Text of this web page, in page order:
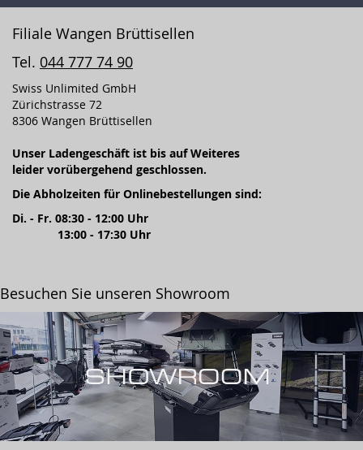
Filiale Wangen Brüttisellen
Tel. 044 777 74 90
Swiss Unlimited GmbH
Zürichstrasse 72
8306 Wangen Brüttisellen
Unser Ladengeschäft ist bis auf Weiteres
leider vorübergehend geschlossen.
Die Abholzeiten für Onlinebestellungen sind:
Di. - Fr. 08:30 - 12:00 Uhr
13:00 - 17:30 Uhr
Besuchen Sie unseren Showroom